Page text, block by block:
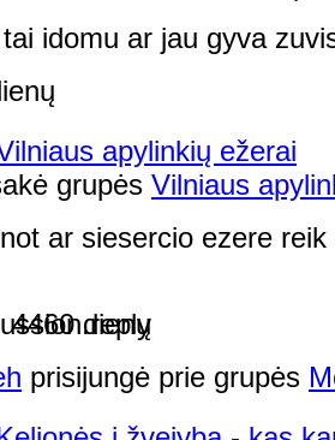
tai idomu ar jau gyva
apylinkių ežerai
grupės Vilniaus
ar siesercio ezere
4460 dienų
prisijungė prie grupės